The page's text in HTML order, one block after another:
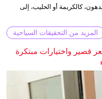
كالكريمة أو الحليب، إلى
المزيد من التحقيقات السياحية
قصير واختيارات مبتكرة